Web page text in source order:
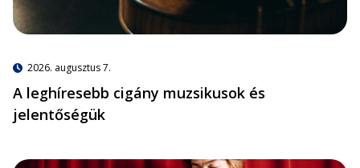
2026. augusztus 7.
A leghíresebb cigány muzsikusok és
jelentőségük